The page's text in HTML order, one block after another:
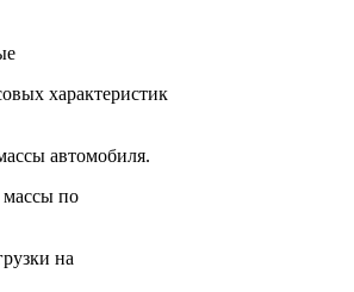
расчет
данные
характеристик
массы автомобиля.
массы по
на